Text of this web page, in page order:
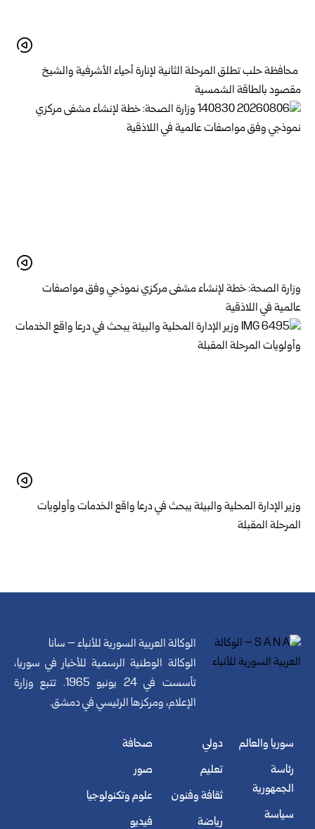
محافظة حلب تطلق المرحلة الثانية لإنارة أحياء الأشرفية والشيخ
مقصود بالطاقة الشمسية
وزارة الصحة: خطة لإنشاء مشفى مركزي نموذجي وفق مواصفات
عالمية في اللاذقية
وزير الإدارة المحلية والبيئة يبحث في درعا واقع الخدمات وأولويات
المرحلة المقبلة
الوكالة العربية السورية للأنباء – سانا
الوكالة الوطنية الرسمية للأخبار في سوريا،
تأسست في 24 يونيو 1965. تتبع وزارة
الإعلام، ومركزها الرئيسي في دمشق.
سوريا والعالم
رئاسة
الجمهورية
سياسة
دولي
تعليم
ثقافة وفنون
رياضة
صحافة
صور
علوم وتكنولوجيا
فيديو